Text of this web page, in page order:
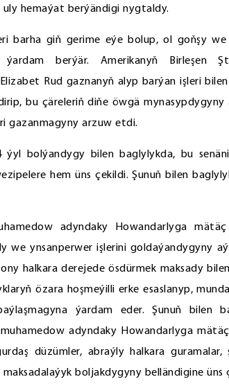
hemaýat berýändigi nygtaldy.
barha giň gerime eýe bolup, ol goňşy
berýär. Amerikanyň Birleşen
Rud gaznanyň alyp barýan işleri
bu çäreleriň diňe öwgä
gazanmagyny arzuw etdi.
bolýandygy bilen baglylykda, bu
hem üns çekildi. Şunuň bilen
adyndaky Howandarlyga
we ynsanperwer işlerini goldaýandygyny
halkara derejede ösdürmek maksady
özara hoşmeýilli erke esaslanyp,
ýardam eder. Şunuň bilen
adyndaky Howandarlyga
düzümler, abraýly halkara guramalar,
boljakdygyny belländigine üns